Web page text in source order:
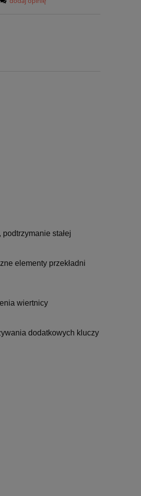
stałej
elementy przekładni
wiertnicy
dodatkowych kluczy